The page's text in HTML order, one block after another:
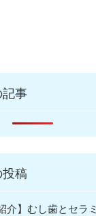
記事
稿
介】むし歯とセラミ